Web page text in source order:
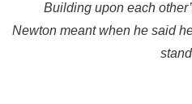
Building upon each
Newton meant when he said